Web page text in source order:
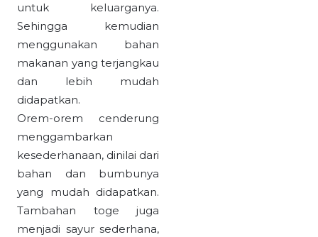
untuk keluarganya.
Sehingga kemudian
menggunakan bahan
makanan yang terjangkau
dan lebih mudah
didapatkan.
Orem-orem cenderung
menggambarkan
kesederhanaan, dinilai dari
bahan dan bumbunya
yang mudah didapatkan.
Tambahan toge juga
menjadi sayur sederhana,